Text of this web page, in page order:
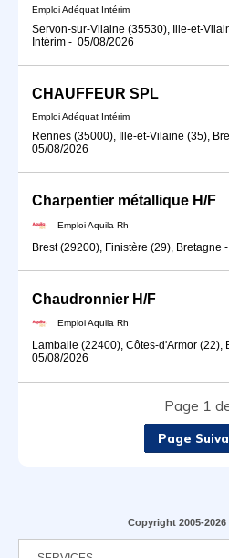
Emploi Adéquat Intérim
Servon-sur-Vilaine (35530), Ille-et-
Intérim - 05/08/2026
CHAUFFEUR SPL
Emploi Adéquat Intérim
Rennes (35000), Ille-et-Vilaine (35),
05/08/2026
Charpentier métallique H/F
Emploi Aquila Rh
Brest (29200), Finistère (29), Bretagne -
Chaudronnier H/F
Emploi Aquila Rh
Lamballe (22400), Côtes-d'Armor (22),
05/08/2026
Page 1
Page
Copyright 2005-2026